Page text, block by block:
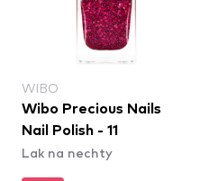
WIBO
Wibo Precious Nails
Nail Polish - 11
Lak na nechty